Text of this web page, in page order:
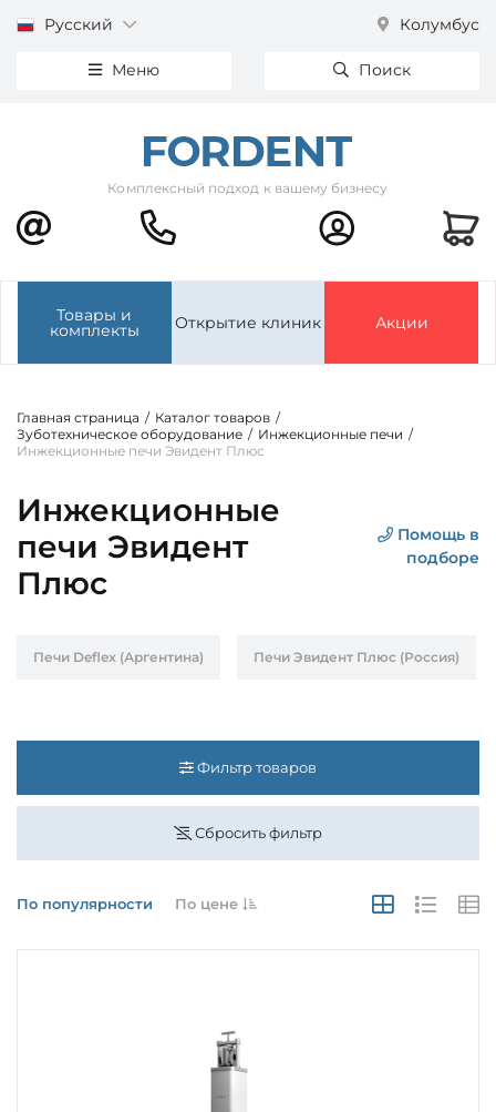
Русский Колумбус
Меню Поиск
Комплексный подход к вашему бизнесу
Товары и
комплекты Открытие клиник Акции
Главная страница / Каталог товаров /
Зуботехническое оборудование / Инжекционные печи /
Инжекционные печи Эвидент Плюс
Инжекционные
печи Эвидент
Плюс
Помощь в
подборе
Печи Deflex (Аргентина) Печи Эвидент Плюс (Россия)
Фильтр товаров
Сбросить фильтр
По популярности По цене